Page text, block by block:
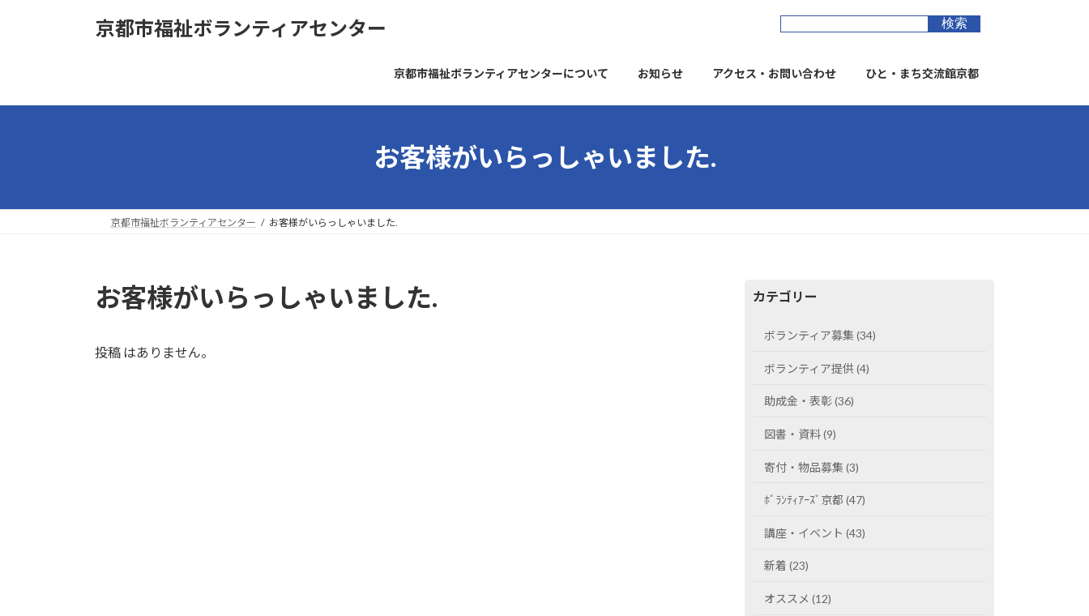
へ
ョ
京都市福祉ボランティアセンター
京都市福祉ボランティアセンターについて お知らせ アクセス・お問い合わせ ひと・まち交流館京都
お客様がいらっしゃいました.
京都市福祉ボランティアセンター お客様がいらっしゃいました.
お客様がいらっしゃいました.
投稿 はありません。
カテゴリー
ボランティア募集 (34)
ボランティア提供 (4)
助成金・表彰 (36)
図書・資料 (9)
寄付・物品募集 (3)
ﾎﾞﾗﾝﾃｨｱｰｽﾞ京都 (47)
講座・イベント (43)
新着 (23)
オススメ (12)